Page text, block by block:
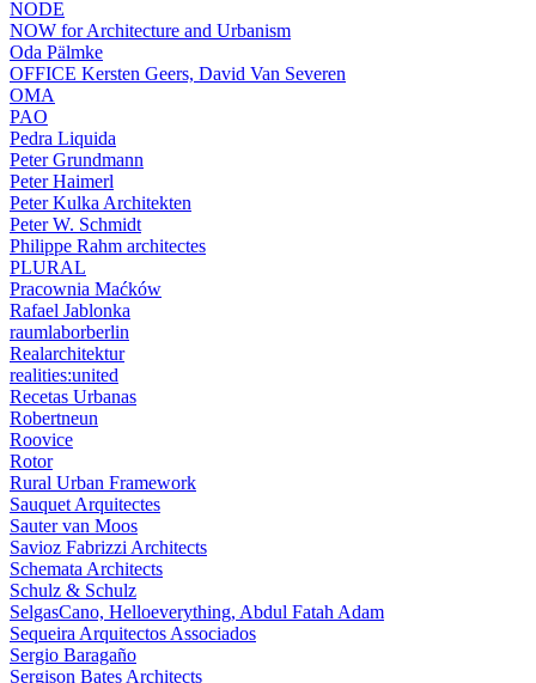
NODE
NOW for Architecture and Urbanism
Oda Pälmke
OFFICE Kersten Geers, David Van Severen
OMA
PAO
Pedra Liquida
Peter Grundmann
Peter Haimerl
Peter Kulka Architekten
Peter W. Schmidt
Philippe Rahm architectes
PLURAL
Pracownia Maćków
Rafael Jablonka
raumlaborberlin
Realarchitektur
realities:united
Recetas Urbanas
Robertneun
Roovice
Rotor
Rural Urban Framework
Sauquet Arquitectes
Sauter van Moos
Savioz Fabrizzi Architects
Schemata Architects
Schulz & Schulz
SelgasCano, Helloeverything, Abdul Fatah Adam
Sequeira Arquitectos Associados
Sergio Baragaño
Sergison Bates Architects